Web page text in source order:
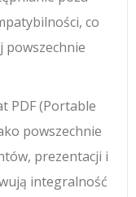
co
powszechnie
PDF (Portable
powszechnie
prezentacji i
integralność